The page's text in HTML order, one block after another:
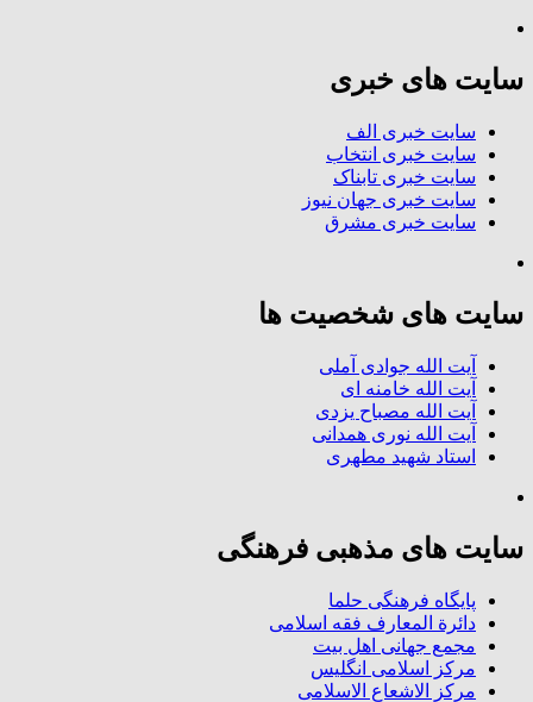
سایت های خبری
سایت خبری الف
سایت خبری انتخاب
سایت خبری تابناک
سایت خبری جهان نیوز
سایت خبری مشرق
سایت های شخصیت ها
آیت الله جوادی آملی
آیت الله خامنه ای
آیت الله مصباح یزدی
آیت الله نوری همدانی
استاد شهید مطهری
سایت های مذهبی فرهنگی
پایگاه فرهنگی حلما
دائرة المعارف فقه اسلامی
مجمع جهانی اهل بیت
مرکز اسلامی انگلیس
مرکز الاشعاع الاسلامی